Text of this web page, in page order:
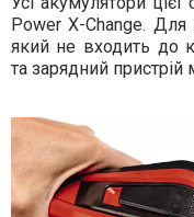
Power X-Change. Для
який не входить до
та зарядний